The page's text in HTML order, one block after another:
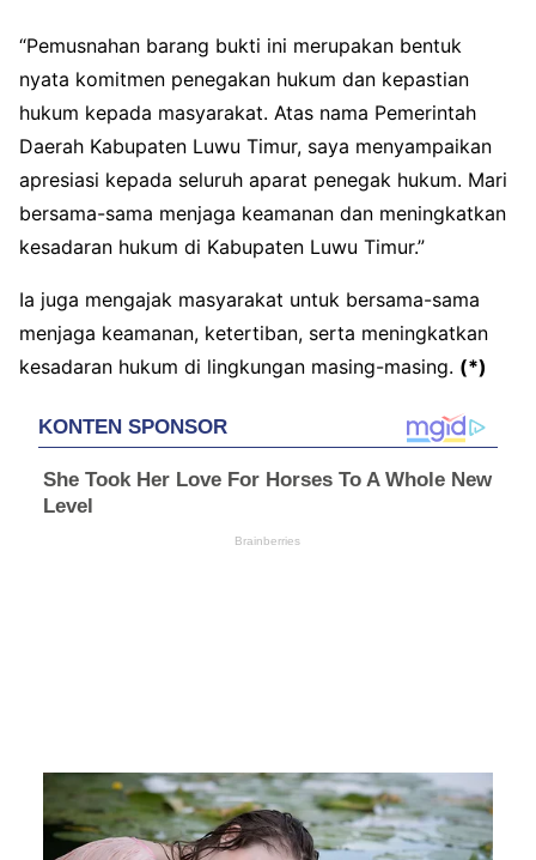
“Pemusnahan barang bukti ini merupakan bentuk
nyata komitmen penegakan hukum dan kepastian
hukum kepada masyarakat. Atas nama Pemerintah
Daerah Kabupaten Luwu Timur, saya menyampaikan
apresiasi kepada seluruh aparat penegak hukum. Mari
bersama-sama menjaga keamanan dan meningkatkan
kesadaran hukum di Kabupaten Luwu Timur.”
Ia juga mengajak masyarakat untuk bersama-sama
menjaga keamanan, ketertiban, serta meningkatkan
kesadaran hukum di lingkungan masing-masing. (*)